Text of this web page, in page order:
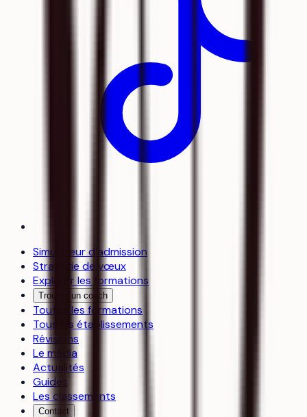
Simulateur d’admission
Stratégie de vœux
Explorer les formations
Trouver un coach
Toutes les formations
Tous les établissements
Révisions
Le média
Actualités
Guides
Les classements
Contact